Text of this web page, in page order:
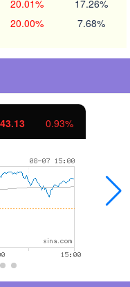
20.01% 17.26%
20.00% 7.68%
43.13 0.93%